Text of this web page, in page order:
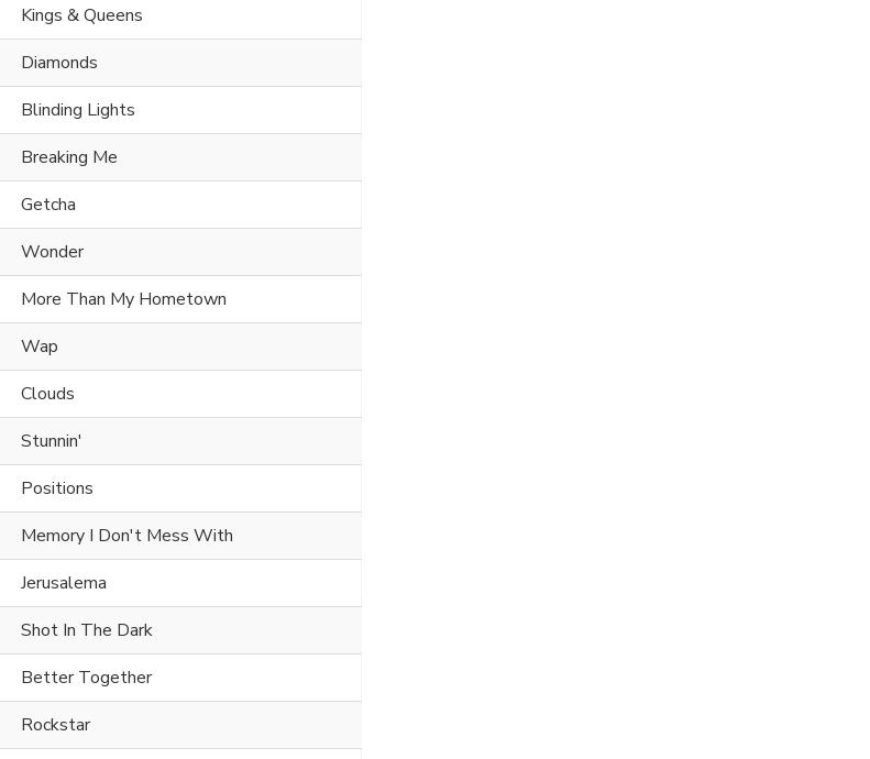
Kings & Queens
Diamonds
Blinding Lights
Breaking Me
Getcha
Wonder
More Than My Hometown
Wap
Clouds
Stunnin'
Positions
Memory I Don't Mess With
Jerusalema
Shot In The Dark
Better Together
Rockstar